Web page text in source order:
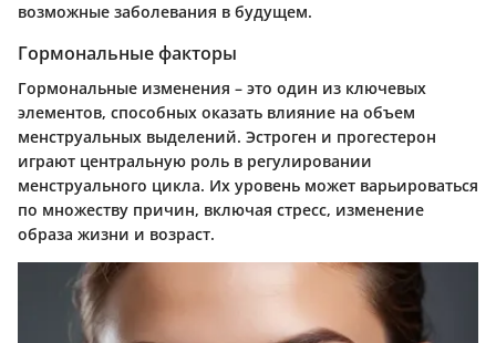
возможные заболевания в будущем.
Гормональные факторы
Гормональные изменения – это один из ключевых
элементов, способных оказать влияние на объем
менструальных выделений. Эстроген и прогестерон
играют центральную роль в регулировании
менструального цикла. Их уровень может варьироваться
по множеству причин, включая стресс, изменение
образа жизни и возраст.